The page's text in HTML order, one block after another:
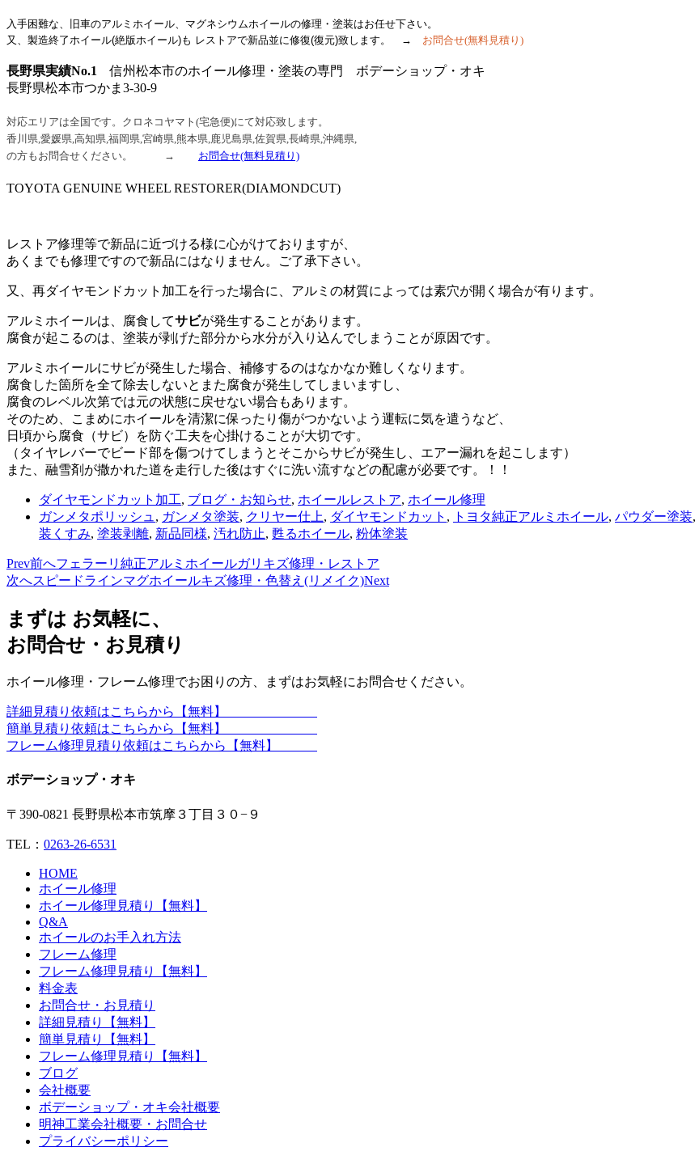
入手困難な、旧車のアルミホイール、マグネシウムホイールの修理・塗装はお任せ下さい。
又、製造終了ホイール(絶版ホイール)も レストアで新品並に修復(復元)致します 。 → お問合せ(無料見積り)
長野県実績No.1
信州松本市のホイール修理・塗装の専門 ボデーショップ・オキ
長野県松本市つかま3-30-9
対応エリアは全国です。クロネコヤマト(宅急便)にて対応致します。
香川県,愛媛県,高知県,福岡県,宮崎県,熊本県,鹿児島県,佐賀県,長崎県,沖縄県,
の方もお問合せください。 → お問合せ(無料見積り)
TOYOTA GENUINE WHEEL RESTORER(DIAMONDCUT)
レストア修理等で新品に近づける様に心がけておりますが、
あくまでも修理ですので新品にはなりません。ご了承下さい。
又、再ダイヤモンドカット加工を行った場合に、アルミの材質によっては素穴が開く場合が有ります。
アルミホイールは、腐食してサビが発生することがあります。
腐食が起こるのは、塗装が剥げた部分から水分が入り込んでしまうことが原因です。
アルミホイールにサビが発生した場合、補修するのはなかなか難しくなります。
腐食した箇所を全て除去しないとまた腐食が発生してしまいますし、
腐食のレベル次第では元の状態に戻せない場合もあります。
そのため、こまめにホイールを清潔に保ったり傷がつかないよう運転に気を遣うなど、
日頃から腐食（サビ）を防ぐ工夫を心掛けることが大切です。
（タイヤレバーでビード部を傷つけてしまうとそこからサビが発生し、エアー漏れを起こします）
また、融雪剤が撒かれた道を走行した後はすぐに洗い流すなどの配慮が必要です。！！
ダイヤモンドカット加工, ブログ・お知らせ, ホイールレストア, ホイール修理
ガンメタポリッシュ , ガンメタ塗装, クリヤー仕上, ダイヤモンドカット , トヨタ純正アルミホイール, パウダー塗装,
装くすみ, 塗装剥離, 新品同様, 汚れ防止, 甦るホイール, 粉体塗装
Prev前へフェラーリ純正アルミホイールガリキズ修理・レストア
次へスピードラインマグホイールキズ修理・色替え(リメイク)Next
まずは お気軽に、
お問合せ・お見積り
ホイール修理・フレーム修理でお困りの方、まずはお気軽にお問合せください。
詳細見積り依頼はこちらから【無料】
簡単見積り依頼はこちらから【無料】
フレーム修理見積り依頼はこちらから【無料】
ボデーショップ・オキ
〒390-0821 長野県松本市筑摩３丁目３０−９
TEL： 0263-26-6531
HOME
ホイール修理
ホイール修理見積り【無料】
Q&A
ホイールのお手入れ方法
フレーム修理
フレーム修理見積り【無料】
料金表
お問合せ・お見積り
詳細見積り【無料】
簡単見積り【無料】
フレーム修理見積り【無料】
ブログ
会社概要
ボデーショップ・オキ会社概要
明神工業会社概要・お問合せ
プライバシーポリシー